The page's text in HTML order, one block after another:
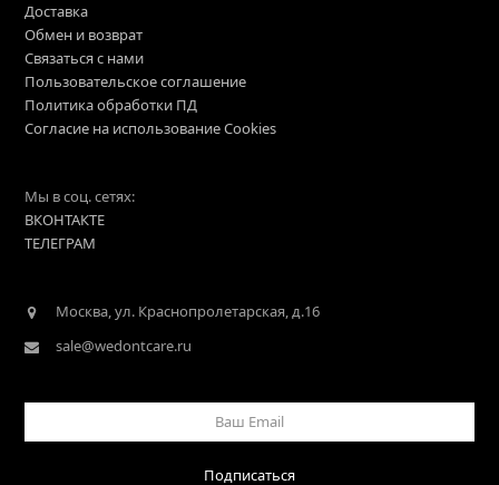
Доставка
Обмен и возврат
Связаться с нами
Пользовательское соглашение
Политика обработки ПД
Согласие на использование Cookies
Мы в соц. сетях:
ВКОНТАКТЕ
ТЕЛЕГРАМ
Москва, ул. Краснопролетарская, д.16
sale@wedontcare.ru
Email
Подписаться